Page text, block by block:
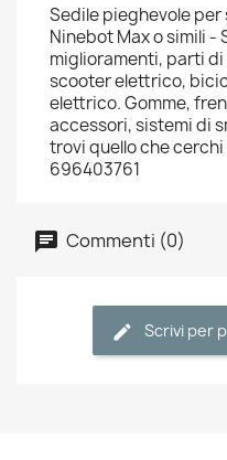
Sedile pieghevole
Ninebot Max o simili -
miglioramenti, parti
scooter elettrico,
elettrico. Gomme,
accessori, sistemi di
trovi quello che
696403761
Commenti (0)
Scrivi per